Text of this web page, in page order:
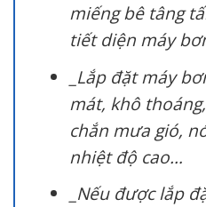
miếng bê tâng
tiết diện máy
_Lắp đặt máy
mát, khô
chắn mưa gió,
nhiệt độ cao…
_Nếu được lắp